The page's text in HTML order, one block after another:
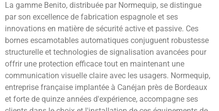
La gamme Benito, distribuée par Normequip, se distingue
par son excellence de fabrication espagnole et ses
innovations en matière de sécurité active et passive. Ces
bornes escamotables automatiques conjuguent robustesse
structurelle et technologies de signalisation avancées pour
offrir une protection efficace tout en maintenant une
communication visuelle claire avec les usagers. Normequip,
entreprise française implantée à Canéjan près de Bordeaux
et forte de quinze années d'expérience, accompagne ses